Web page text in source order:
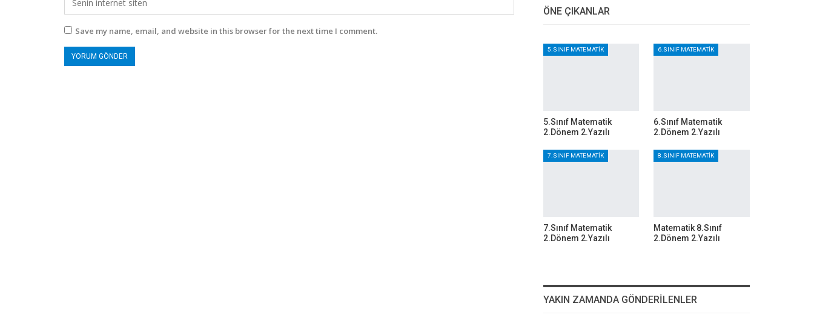
Save my name, email, and website in this browser for the next time I comment.
ÖNE ÇIKANLAR
5.SINIF MATEMATIK
5.Sınıf Matematik
2.Dönem 2.Yazılı
6.SINIF MATEMATIK
6.Sınıf Matematik
2.Dönem 2.Yazılı
7.SINIF MATEMATIK
7.Sınıf Matematik
2.Dönem 2.Yazılı
8.SINIF MATEMATIK
Matematik 8.Sınıf
2.Dönem 2.Yazılı
YAKIN ZAMANDA GÖNDERILENLER